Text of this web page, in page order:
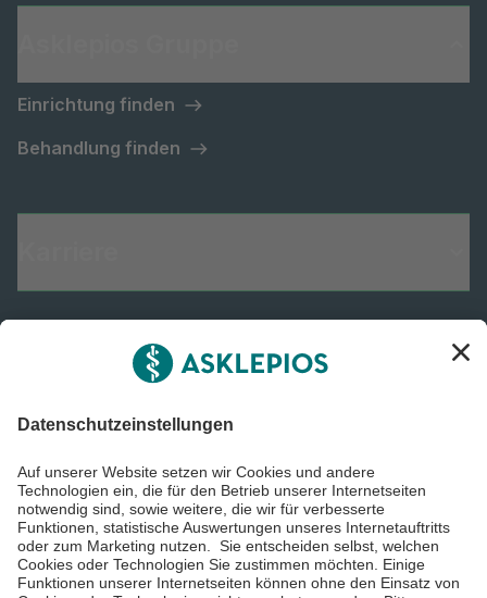
Einrichtung finden
Behandlung finden
Informiert bleiben
Impressum